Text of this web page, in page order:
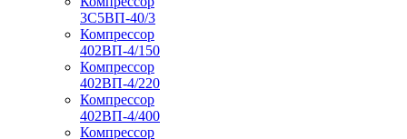
3С5ВП-40/3
Компрессор
402ВП-4/150
Компрессор
402ВП-4/220
Компрессор
402ВП-4/400
Компрессор